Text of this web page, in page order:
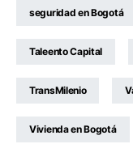
seguridad en Bogotá
Taleento Capital
TransMilenio
Vivienda en Bogotá